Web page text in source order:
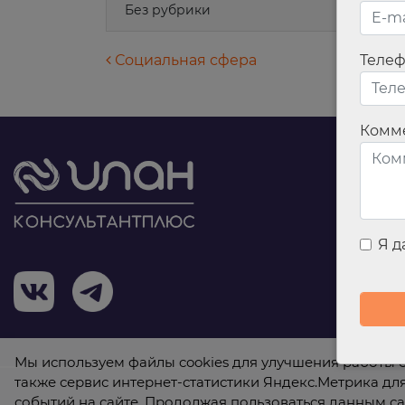
Без рубрики
Навигация по
Социальная сфера
Я
Мы используем файлы cookies для улучшения работы
также сервис интернет-статистики Яндекс.Метрика